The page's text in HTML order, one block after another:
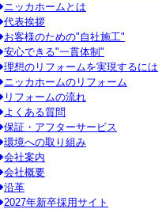
ニッカホームとは
代表挨拶
お客様のための"自社施工"
安心できる"一貫体制"
理想のリフォームを実現するには
ニッカホームのリフォーム
リフォームの流れ
よくある質問
保証・アフターサービス
環境への取り組み
会社案内
会社概要
沿革
2027年新卒採用サイト